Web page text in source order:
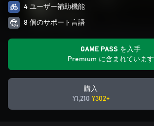
4 ユーザー補助機能
8 個のサポート言語
GAME PASS を入手
Premium に含まれています
購入
¥1,210 ¥302+